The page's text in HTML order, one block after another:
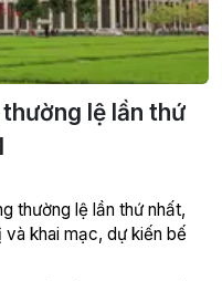
lệ lần thứ
thường lệ lần thứ nhất,
và khai mạc, dự kiến bế